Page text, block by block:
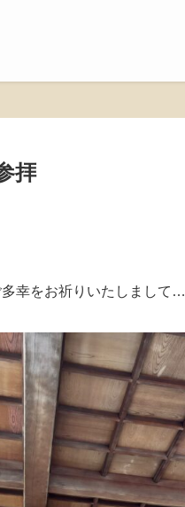
拝
幸をお祈りいたしまして…